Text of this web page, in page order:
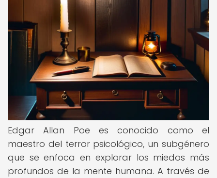
Edgar Allan Poe es conocido como el
maestro del terror psicológico, un subgénero
que se enfoca en explorar los miedos más
profundos de la mente humana. A través de